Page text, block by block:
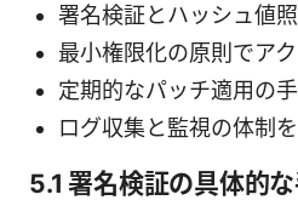
署名検証とハッシュ値
最小権限化の原則でア
定期的なパッチ適用の
ログ収集と監視の体制
5.1 署名検証の具体的